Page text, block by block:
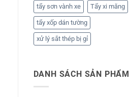
tẩy sơn vành xe Tẩy xi măng
tẩy xốp dán tường
xử lý sắt thép bị gỉ
DANH SÁCH SẢN PHẨM